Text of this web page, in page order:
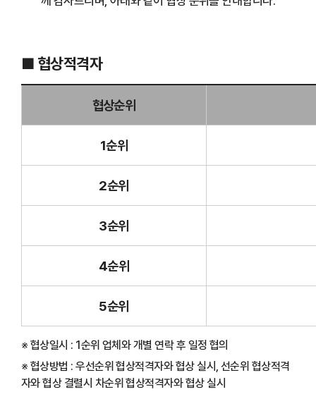
■ 협상적격자
협상순위
1순위
2순위
3순위
4순위
5순위
※ 협상일시 : 1순위 업체와 개별 연락 후 일정 협의
※ 협상방법 : 우선순위 협상적격자와 협상 실시, 선순위 협상적격
자와 협상 결렬시 차순위 협상적격자와 협상 실시